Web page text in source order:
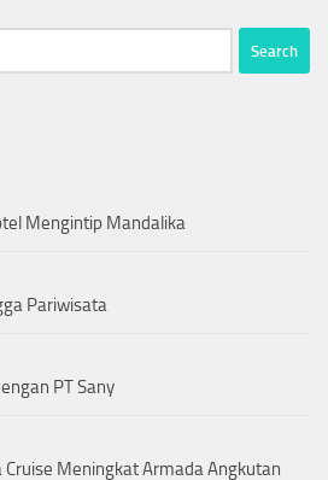
Mengintip Mandalika
Pariwisata
PT Sany
Meningkat Armada Angkutan